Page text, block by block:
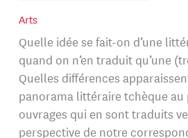
Arts
Quelle idée se fait-on d’une
quand on n’en traduit qu’une
Quelles différences
panorama littéraire tchèque au
ouvrages qui en sont traduits
perspective de notre